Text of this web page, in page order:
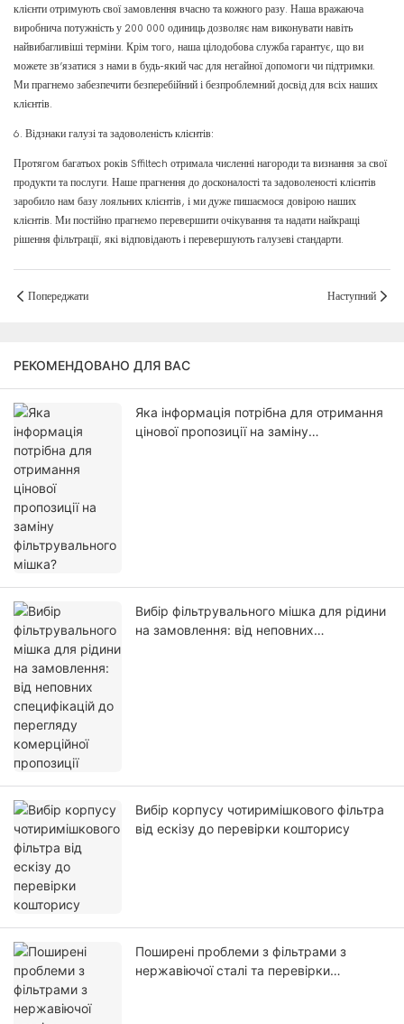
клієнти отримують свої замовлення вчасно та кожного разу. Наша вражаюча
виробнича потужність у 200 000 одиниць дозволяє нам виконувати навіть
найвибагливіші терміни. Крім того, наша цілодобова служба гарантує, що ви
можете зв’язатися з нами в будь-який час для негайної допомоги чи підтримки.
Ми прагнемо забезпечити безперебійний і безпроблемний досвід для всіх наших
клієнтів.
6. Відзнаки галузі та задоволеність клієнтів:
Протягом багатьох років Sffiltech отримала численні нагороди та визнання за свої
продукти та послуги. Наше прагнення до досконалості та задоволеності клієнтів
заробило нам базу лояльних клієнтів, і ми дуже пишаємося довірою наших
клієнтів. Ми постійно прагнемо перевершити очікування та надати найкращі
рішення фільтрації, які відповідають і перевершують галузеві стандарти.
Попереджати Наступний
РЕКОМЕНДОВАНО ДЛЯ ВАС
Яка інформація потрібна для отримання
цінової пропозиції на заміну
Вибір фільтрувального мішка для рідини
на замовлення: від неповних
Вибір корпусу чотиримішкового фільтра
від ескізу до перевірки кошторису
Поширені проблеми з фільтрами з
нержавіючої сталі та перевірки